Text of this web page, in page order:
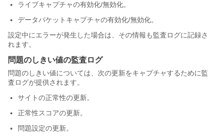
ライブキャプチャの有効化/無効化。
データパケットキャプチャの有効化/無効化。
設定中にエラーが発生した場合は、その情報も監査ログに記録さ
れます。
問題のしきい値の監査ログ
問題のしきい値については、次の更新をキャプチャするために監
査ログが提供されます。
サイトの正常性の更新。
正常性スコアの更新。
問題設定の更新。